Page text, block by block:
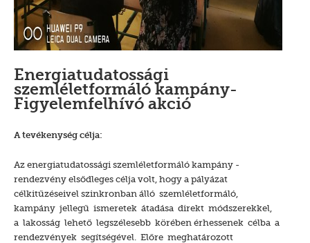
Energiatudatossági
szemléletformáló kampány-
Figyelemfelhívó akció
A tevékenység célja:
Az energiatudatossági szemléletformáló kampány -
rendezvény elsődleges célja volt, hogy a pályázat
célkitűzéseivel szinkronban álló szemléletformáló,
kampány jellegű ismeretek átadása direkt módszerekkel,
a lakosság lehető legszélesebb körében érhessenek célba a
rendezvények segítségével. Előre meghatározott